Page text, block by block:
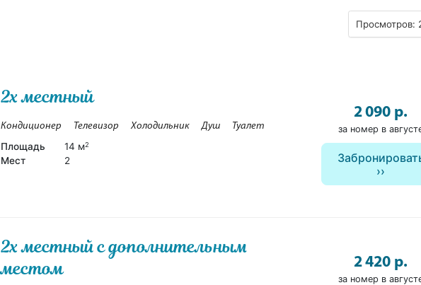
Просмотров:
2х местный
Кондиционер Телевизор Холодильник Душ Туалет
Площадь 14 м2
Мест 2
2 090 р.
за номер в
2х местный с дополнительным
местом
2 420 р.
за номер в